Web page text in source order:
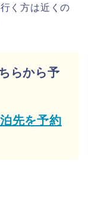
く方は近くの
らから予
先を予約